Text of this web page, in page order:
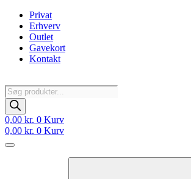
Videre
indhold
Privat
Erhverv
Outlet
Gavekort
Kontakt
Products
search
0,00 kr. 0 Kurv
0,00 kr. 0 Kurv